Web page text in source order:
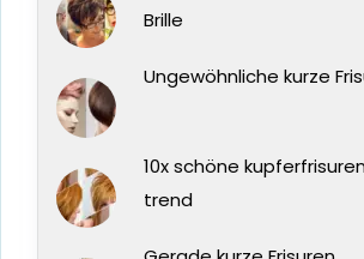
Brille
Ungewöhnliche kurze
10x schöne
trend